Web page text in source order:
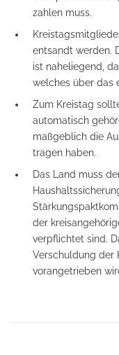
zahlen muss.
entsandt werden.
ist naheliegend,
welches über das
Zum Kreistag
automatisch
maßgeblich die
tragen haben.
Das Land muss
der
verpflichtet sind.
Verschuldung der
vorangetrieben